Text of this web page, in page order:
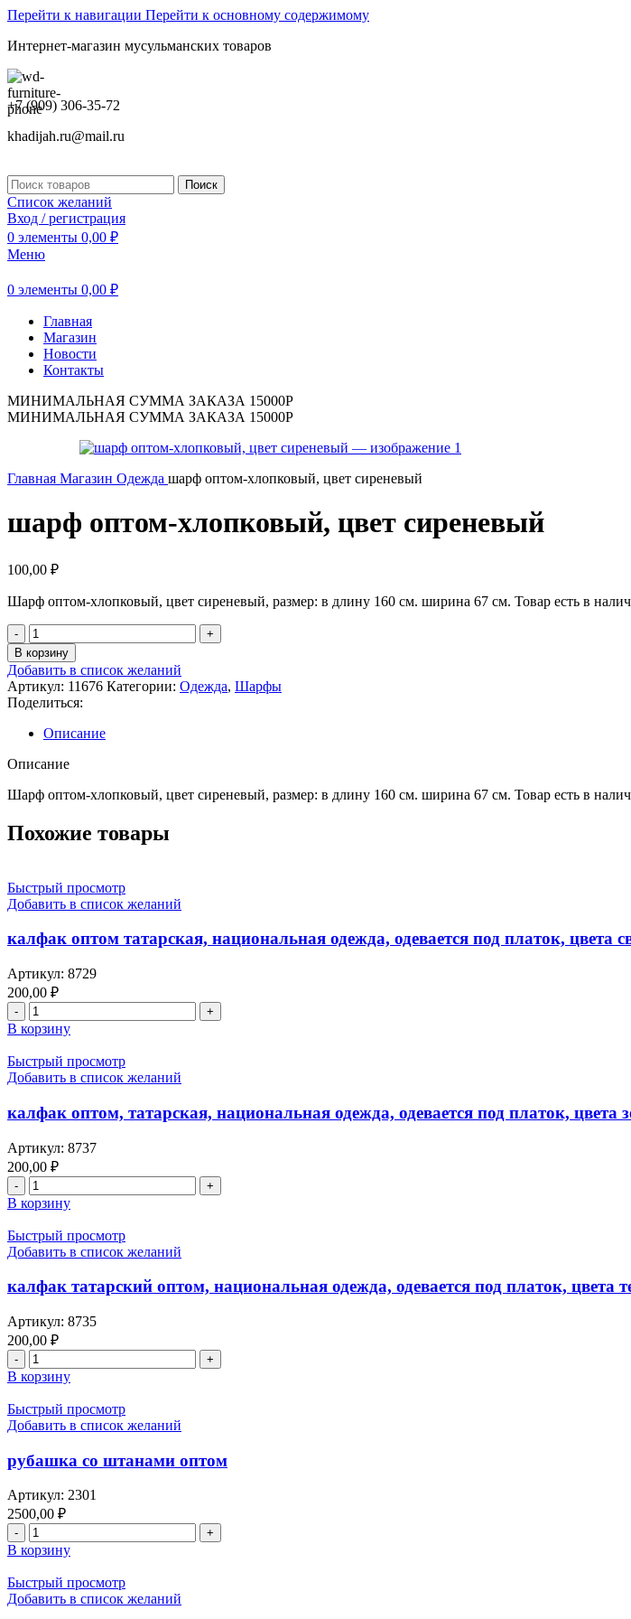
Перейти к навигации Перейти к основному содержимому
Интернет-магазин мусульманских товаров
+7 (909) 306-35-72
khadijah.ru@mail.ru
Поиск
Список желаний
Вход / регистрация
0 элементы 0,00 ₽
Меню
0 элементы 0,00 ₽
Главная
Магазин
Новости
Контакты
МИНИМАЛЬНАЯ СУММА ЗАКАЗА 15000Р
МИНИМАЛЬНАЯ СУММА ЗАКАЗА 15000Р
Главная Магазин Одежда шарф оптом-хлопковый, цвет сиреневый
шарф оптом-хлопковый, цвет сиреневый
100,00 ₽
Шарф оптом-хлопковый, цвет сиреневый, размер: в длину 160 см. ширина 67 см. Товар есть в
Количество
товара
шарф
оптом-
хлопковый,
цвет
сиреневый
В корзину
Добавить в список желаний
Артикул: 11676 Категории: Одежда, Шарфы
Поделиться:
Описание
Описание
Шарф оптом-хлопковый, цвет сиреневый, размер: в длину 160 см. ширина 67 см. Товар есть в
Похожие товары
Быстрый просмотр
Добавить в список желаний
калфак оптом татарская, национальная одежда, одевается под платок, цвета
Артикул: 8729
200,00 ₽
Количество
товара
калфак
оптом
татарская,
одежда,
одевается
платок,
цвета
светло
фиолетового
В корзину
Быстрый просмотр
Добавить в список желаний
калфак оптом, татарская, национальная одежда, одевается под платок, цвета
Артикул: 8737
200,00 ₽
Количество
товара
калфак
оптом,
татарская,
одежда,
одевается
платок,
цвета
зеленого
В корзину
Быстрый просмотр
Добавить в список желаний
калфак татарский оптом, национальная одежда, одевается под платок, цвета
Артикул: 8735
200,00 ₽
Количество
товара
калфак
татарский
оптом,
одежда,
одевается
платок,
цвета
темно
фиолетового
В корзину
Быстрый просмотр
Добавить в список желаний
рубашка со штанами оптом
Артикул: 2301
2500,00 ₽
Количество
товара
рубашка
со
штанами
В корзину
Быстрый просмотр
Добавить в список желаний